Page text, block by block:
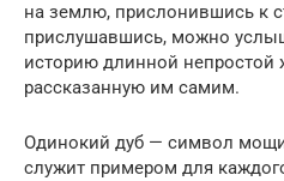
на землю, прислонившись к
прислушавшись, можно
историю длинной непростой
рассказанную им самим.
Одинокий дуб — символ
служит примером для